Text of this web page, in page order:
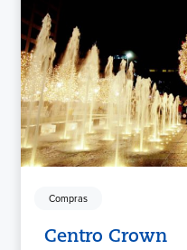
Compras
Centro Crown